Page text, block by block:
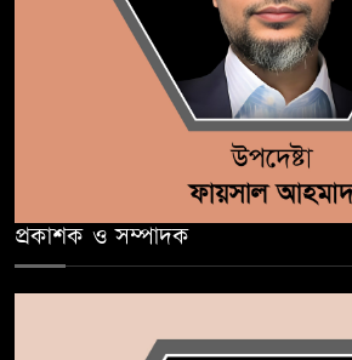
প্রকাশক ও সম্পাদক